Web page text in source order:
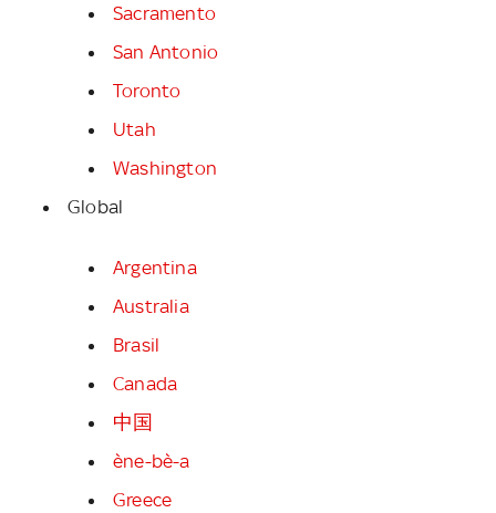
Sacramento
San Antonio
Toronto
Utah
Washington
Global
Argentina
Australia
Brasil
Canada
中国
ène-bè-a
Greece